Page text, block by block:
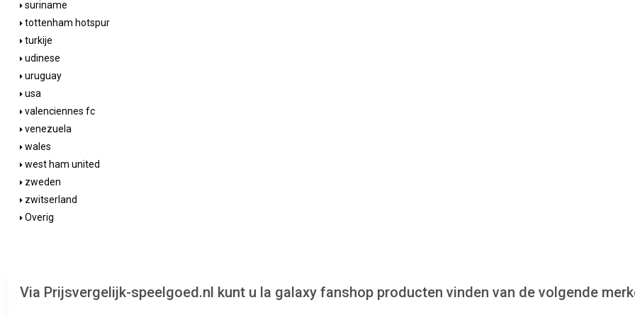
suriname
tottenham hotspur
turkije
udinese
uruguay
usa
valenciennes fc
venezuela
wales
west ham united
zweden
zwitserland
Overig
Via Prijsvergelijk-speelgoed.nl kunt u la galaxy fanshop producten vinden van de volgende